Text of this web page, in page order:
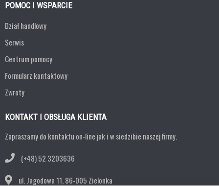
POMOC I WSPARCIE
Dział handlowy
Serwis
Centrum pomocy
Formularz kontaktowy
Zwroty
KONTAKT I OBSŁUGA KLIENTA
Zapraszamy do kontaktu on-line jak i w siedzibie naszej firmy.
(+48) 52 3203636
ul. Jagodowa 11, 86-005 Zielonka